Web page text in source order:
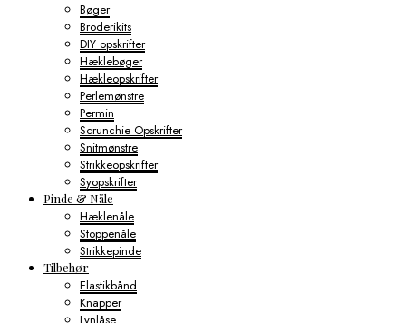
Bøger
Broderikits
DIY opskrifter
Hæklebøger
Hækleopskrifter
Perlemønstre
Permin
Scrunchie Opskrifter
Snitmønstre
Strikkeopskrifter
Syopskrifter
Pinde & Nåle
Hæklenåle
Stoppenåle
Strikkepinde
Tilbehør
Elastikbånd
Knapper